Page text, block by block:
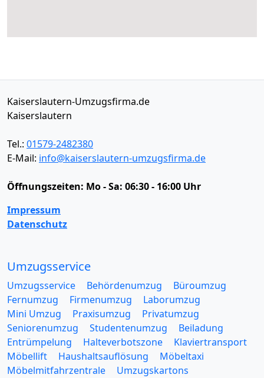
Kaiserslautern-Umzugsfirma.de
Kaiserslautern
Tel.: 01579-2482380
E-Mail: info@kaiserslautern-umzugsfirma.de
Öffnungszeiten: Mo - Sa: 06:30 - 16:00 Uhr
Impressum
Datenschutz
Umzugsservice
Umzugsservice Behördenumzug
Büroumzug
Fernumzug
Firmenumzug
Laborumzug
Mini Umzug
Praxisumzug
Privatumzug
Seniorenumzug
Studentenumzug
Beiladung
Entrümpelung
Halteverbotszone
Klaviertransport
Möbellift
Haushaltsauflösung
Möbeltaxi
Möbelmitfahrzentrale
Umzugskartons